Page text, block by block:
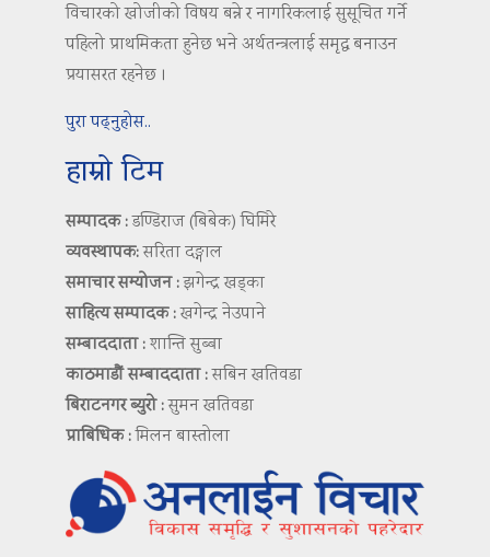
विचारको खोजीको विषय बन्ने र नागरिकलाई सुसूचित गर्ने
पहिलो प्राथमिकता हुनेछ भने अर्थतन्त्रलाई समृद्ध बनाउन
प्रयासरत रहनेछ ।
पुरा पढ्नुहोस..
हाम्रो टिम
सम्पादक :डण्डिराज (बिबेक) घिमिरे
व्यवस्थापक:सरिता दङ्गाल
समाचार सम्योजन :झगेन्द्र खड्का
साहित्य सम्पादक :खगेन्द्र नेउपाने
सम्बाददाता :शान्ति सुब्बा
काठमाडौं सम्बाददाता :सबिन खतिवडा
बिराटनगर ब्युरो :सुमन खतिवडा
प्राबिधिक :मिलन बास्तोला